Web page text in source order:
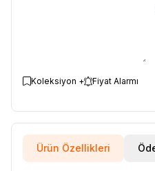
Koleksiyon + Fiyat Alarmı
Ürün Özellikleri